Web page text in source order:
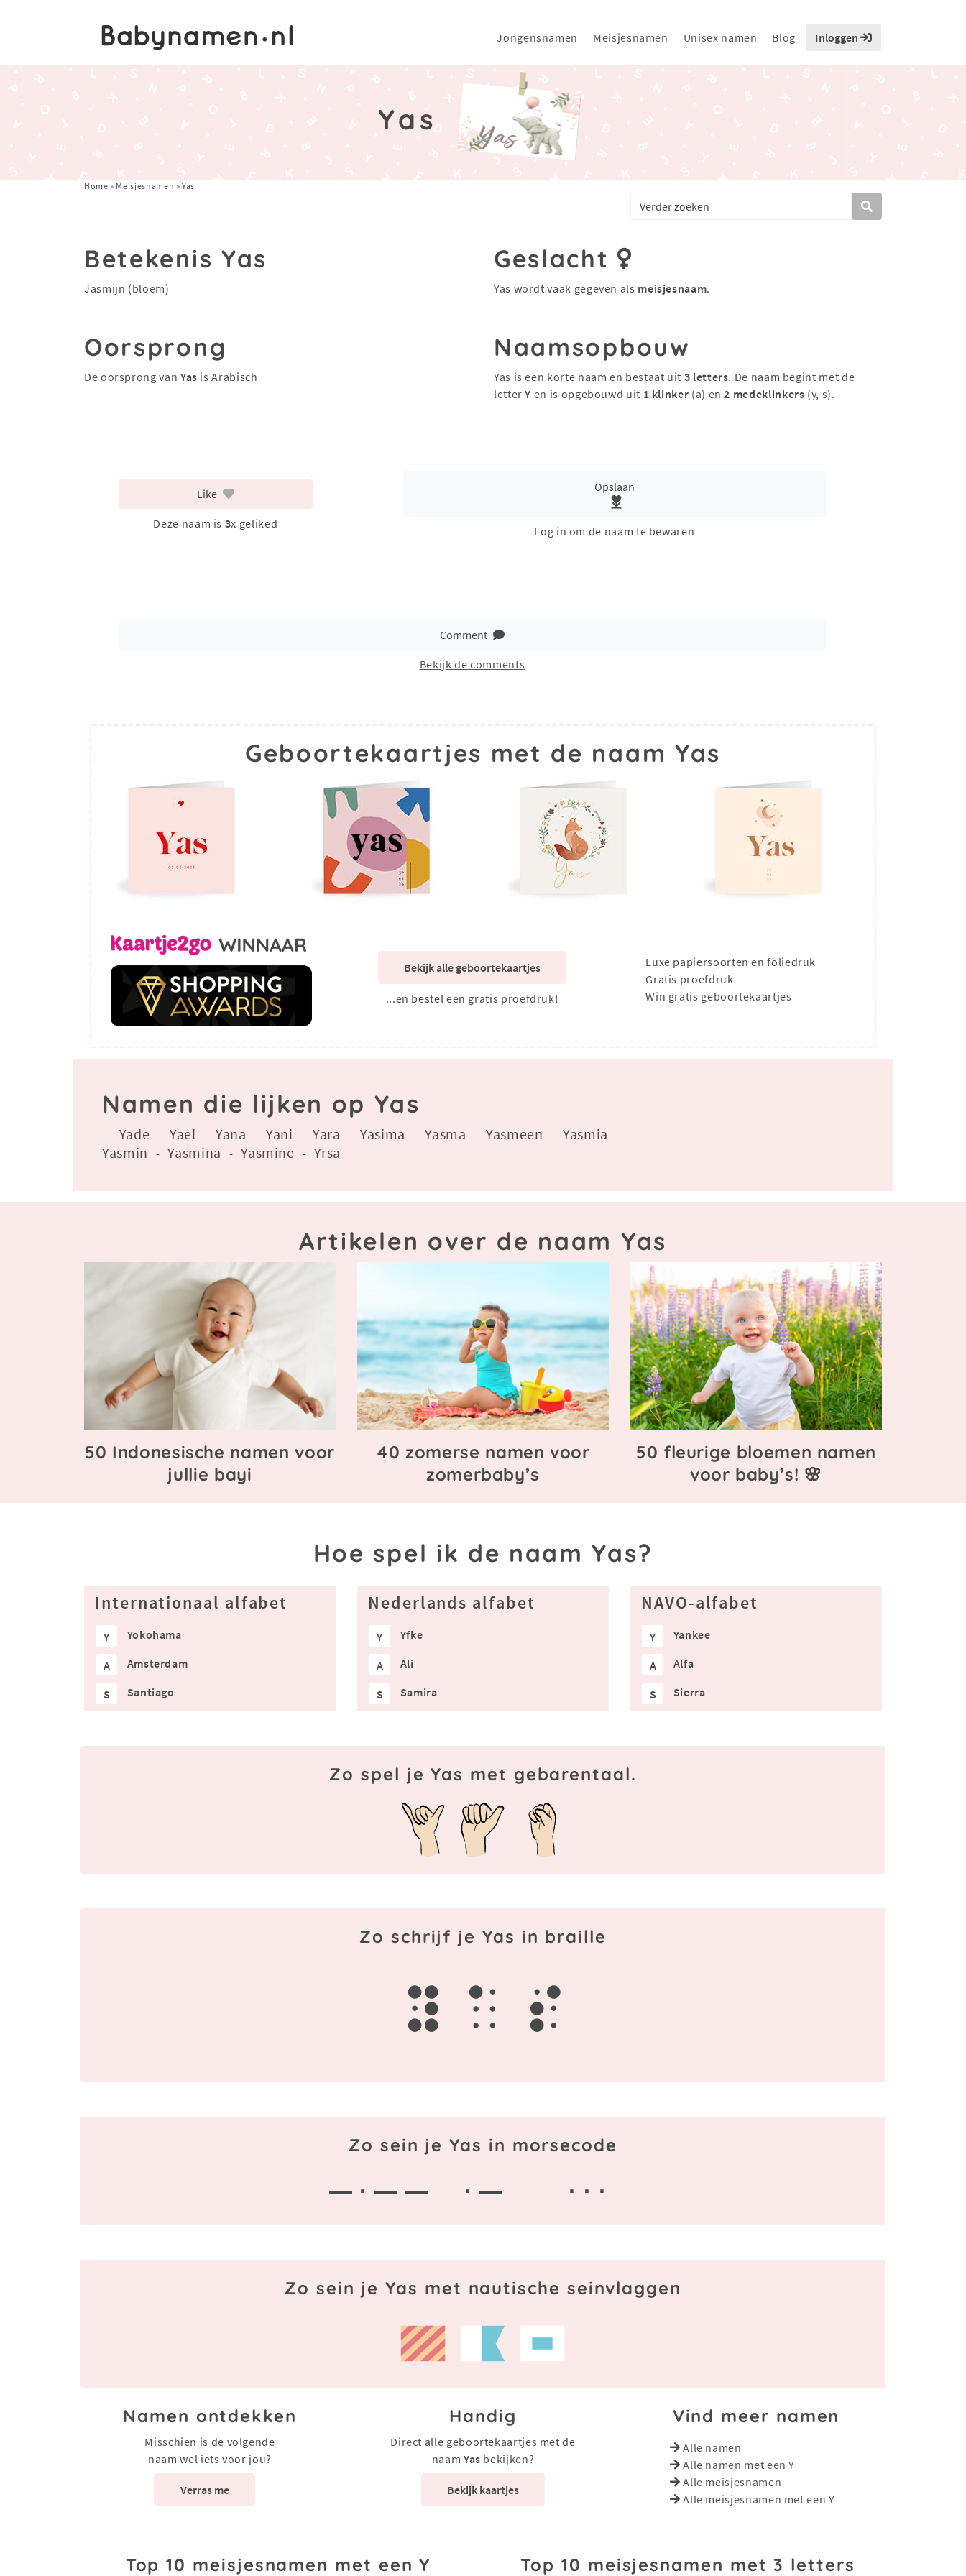
Jongensnamen Meisjesnamen Unisex namen Blog Inloggen
Yas
Home » Meisjesnamen »Yas
Betekenis Yas
Jasmijn (bloem)
Geslacht
Yas wordt vaak gegeven als meisjesnaam.
Oorsprong
De oorsprong van Yas is Arabisch
Naamsopbouw
Yas is een korte naam en bestaat uit 3 letters. De naam begint met de
letterY en is opgebouwd uit 1 klinker (a) en2 medeklinkers (y, s).
Like
Deze naam is 3x geliked
Opslaan
Log in om de naam te bewaren
Comment
Bekijk de comments
Geboortekaartjes met de naam Yas
Bekijk alle geboortekaartjes
...en bestel een gratis proefdruk!
Luxe papiersoorten en foliedruk
Gratis proefdruk
Win gratis geboortekaartjes
Namen die lijken op Yas
- Yade - Yael - Yana - Yani -Yara -Yasima -Yasma -Yasmeen -Yasmia -
Yasmin -Yasmina -Yasmine -Yrsa
Artikelen over de naam Yas
50 Indonesische namen voor
jullie bayi
40 zomerse namen voor
zomerbaby’s
50 fleurige bloemen namen
voor baby’s! 🌸
Hoe spel ik de naam Yas?
Internationaal alfabet
Y Yokohama
A Amsterdam
S Santiago
Nederlands alfabet
Y Yfke
A Ali
S Samira
NAVO-alfabet
Y Yankee
A Alfa
S Sierra
Zo spel je Yas met gebarentaal.
Zo schrijf je Yas in braille
y a s
Zo sein je Yas in morsecode
— · — — · — · · ·
Zo sein je Yas met nautische seinvlaggen
Namen ontdekken
Misschien is de volgende
naam wel iets voor jou?
Verras me
Handig
Direct alle geboortekaartjes met de
naam Yas bekijken?
Bekijk kaartjes
Vind meer namen
Alle namen
Alle namen met een Y
Alle meisjesnamen
Alle meisjesnamen met een Y
Top 10 meisjesnamen met een Y Top 10 meisjesnamen met 3 letters